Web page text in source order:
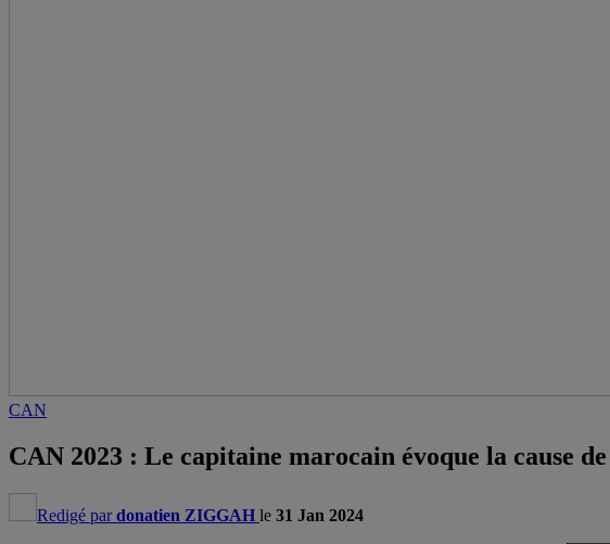
CAN
CAN 2023 : Le capitaine marocain évoque la cause
Redigé par donatien ZIGGAH le 31 Jan 2024